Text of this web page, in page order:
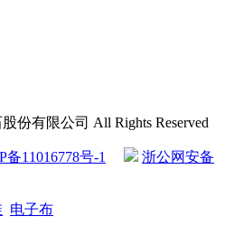
份有限公司 All Rights Reserved
备11016778号-1
浙公网安备
电子布